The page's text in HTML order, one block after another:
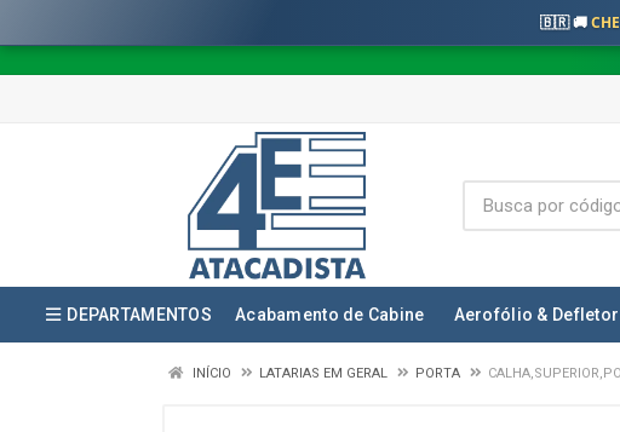
🇧🇷 🚚
DEPARTAMENTOS Acabamento de Cabine Aerofólio & Defletor
INÍCIO LATARIAS EM GERAL PORTA